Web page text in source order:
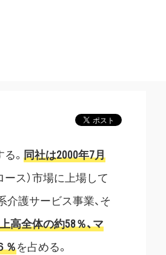
。 同社は2000年7月
ース）市場に上場して
介護サービス事業、そ
高全体の約58％、マ
％を占める。